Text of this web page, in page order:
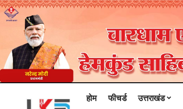
होम फीचर्ड उत्तराखंड